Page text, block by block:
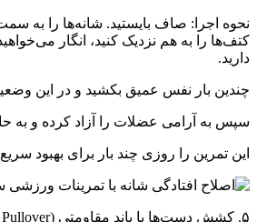
نحوه اجرا: صاف بایستید. شانه‌ها را به
کتف‌ها را به هم نزدیک کنید، انگار
دارید.
چندین بار نفس عمیق بکشید و در این
سپس به آرامی عضلات را آزاد کرده و به
این تمرین را روزی چند بار برای بهبود
۵. کشش دست‌ها با باند مقاومتی (Resistance Band Pullover)